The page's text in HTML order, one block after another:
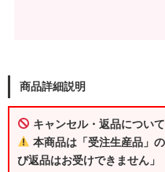
商品詳細説明
キャンセル・返品について
本商品は「受注生産品」
び返品はお受けできません」